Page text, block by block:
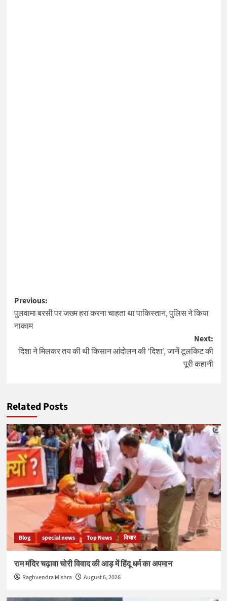
Post
navigation
Previous:
पुलवामा बरसी पर जख्म हरा करना चाहता था पाकिस्तान, पुलिस ने किया
नाकाम
Next:
दिशा ने मिलकर तय की थी किसान आंदोलन की ‘दिशा’, जानें टूलकिट की
पूरी कहानी
Related Posts
Blog special news Top News विचार
राम मंदिर चढ़ावा चोरी विवाद की आड़ में हिंदू धर्म का अपमान
Raghvendra Mishra August 6, 2026